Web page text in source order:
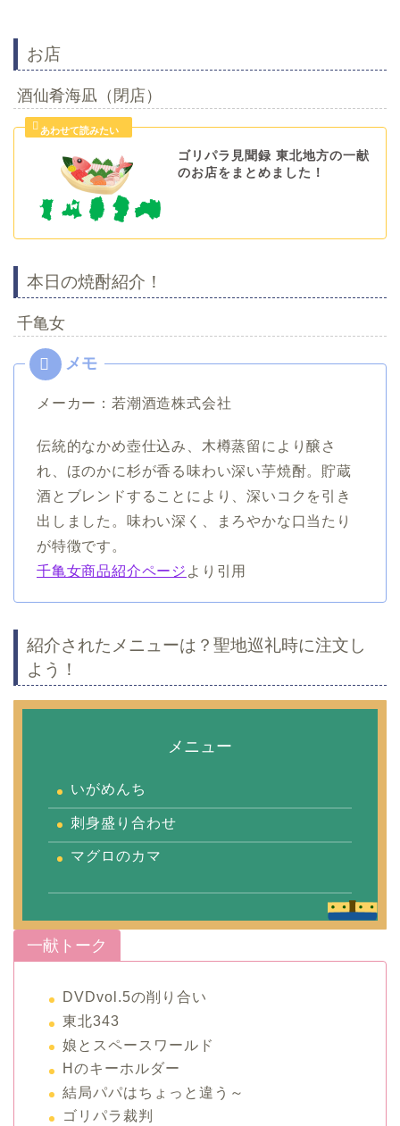
お店
酒仙肴海凪（閉店）
ゴリパラ見聞録 東北地方の一献
のお店をまとめました！
本日の焼酎紹介！
千亀女
メーカー：若潮酒造株式会社
伝統的なかめ壺仕込み、木樽蒸留により醸さ
れ、ほのかに杉が香る味わい深い芋焼酎。貯蔵
酒とブレンドすることにより、深いコクを引き
出しました。味わい深く、まろやかな口当たり
が特徴です。
千亀女商品紹介ページ より引用
紹介されたメニューは？聖地巡礼時に注文し
よう！
メニュー
いがめんち
刺身盛り合わせ
マグロのカマ
一献トーク
DVDvol.5の削り合い
東北343
娘とスペースワールド
Hのキーホルダー
結局パパはちょっと違う～
ゴリパラ裁判